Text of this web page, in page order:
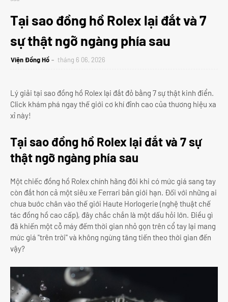
Tại sao đồng hồ Rolex lại đắt và 7
sự thật ngỡ ngàng phía sau
Viện Đồng Hồ tháng 6 06, 2026
Lý giải tại sao đồng hồ Rolex lại đắt đỏ bằng 7 sự thật kinh điển.
Click khám phá ngay thế giới cơ khí đỉnh cao của thương hiệu xa
xỉ này!
Tại sao đồng hồ Rolex lại đắt và 7 sự
thật ngỡ ngàng phía sau
Một chiếc đồng hồ Rolex chính hãng đôi khi có mức giá sang tay
còn đắt hơn cả một siêu xe Ferrari bản giới hạn. Đối với những ai
chưa bước chân vào thế giới Haute Horlogerie (nghệ thuật chế
tác đồng hồ cao cấp), đây chắc chắn là một dấu hỏi lớn. Điều gì
đã khiến một cỗ máy đếm thời gian nhỏ gọn trên cổ tay lại mang
mức giá "trên trời" và không ngừng tăng tiến theo thời gian đến
vậy?